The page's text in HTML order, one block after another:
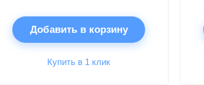
Добавить в корзину
Купить в 1 клик